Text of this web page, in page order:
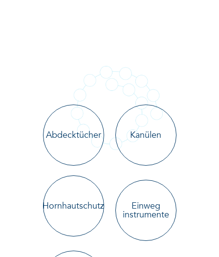
Abdecktücher Kanülen
Hornhautschutz Einweg
instrumente